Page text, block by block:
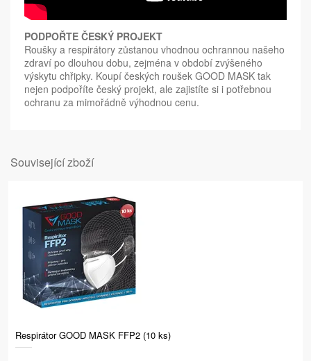
PODPOŘTE ČESKÝ PROJEKT
Roušky a respirátory zůstanou vhodnou ochrannou našeho
zdraví po dlouhou dobu, zejména v období zvýšeného
výskytu chřipky. Koupí českých roušek GOOD MASK tak
nejen podpoříte český projekt, ale zajistíte si i potřebnou
ochranu za mimořádně výhodnou cenu.
Související zboží
Respirátor GOOD MASK FFP2 (10 ks)